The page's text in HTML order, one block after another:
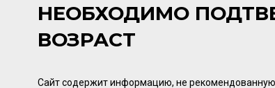
С элегантными
НЕОБХОДИМО
ВОЗРАСТ
Сайт содержит информацию, не